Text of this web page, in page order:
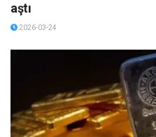
aştı
2026-03-24